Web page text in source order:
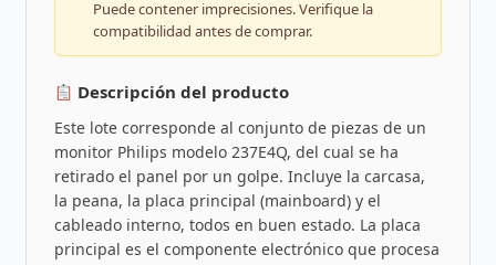
Puede contener imprecisiones. Verifique la
compatibilidad antes de comprar.
Descripción del producto
Este lote corresponde al conjunto de piezas de un
monitor Philips modelo 237E4Q, del cual se ha
retirado el panel por un golpe. Incluye la carcasa,
la peana, la placa principal (mainboard) y el
cableado interno, todos en buen estado. La placa
principal es el componente electrónico que procesa